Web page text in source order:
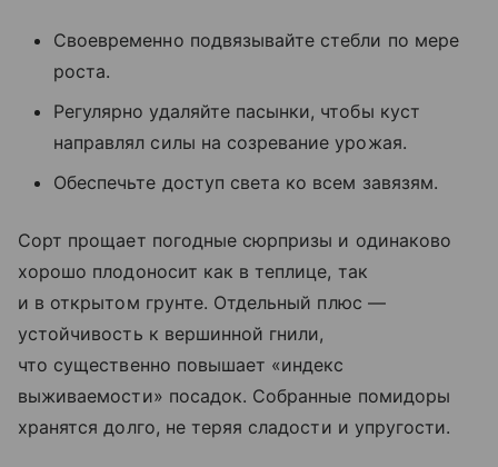
Своевременно подвязывайте стебли по мере
роста.
Регулярно удаляйте пасынки, чтобы куст
направлял силы на созревание урожая.
Обеспечьте доступ света ко всем завязям.
Сорт прощает погодные сюрпризы и одинаково
хорошо плодоносит как в теплице, так
и в открытом грунте. Отдельный плюс —
устойчивость к вершинной гнили,
что существенно повышает «индекс
выживаемости» посадок. Собранные помидоры
хранятся долго, не теряя сладости и упругости.